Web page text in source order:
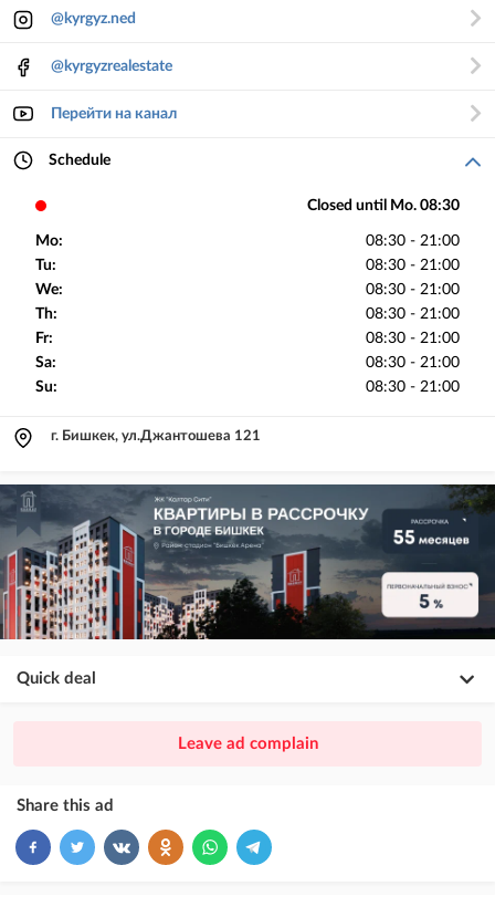
@kyrgyz.ned
@kyrgyzrealestate
Перейти на канал
Schedule
Closed until Mo. 08:30
Mo:
08:30 - 21:00
Tu:
08:30 - 21:00
We:
08:30 - 21:00
Th:
08:30 - 21:00
Fr:
08:30 - 21:00
Sa:
08:30 - 21:00
Su:
08:30 - 21:00
г. Бишкек, ул.Джантошева 121
Quick deal
ad placement above VIP + paid promotion on Instagram
VIP
ad placement above free ads
Leave ad complain
Share this ad